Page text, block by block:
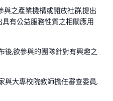
之產業機構或開放社群,提出
有公益服務性質之相關應用
後,欲參與的團隊針對有興趣之
與大專校院教師擔任審查委員,